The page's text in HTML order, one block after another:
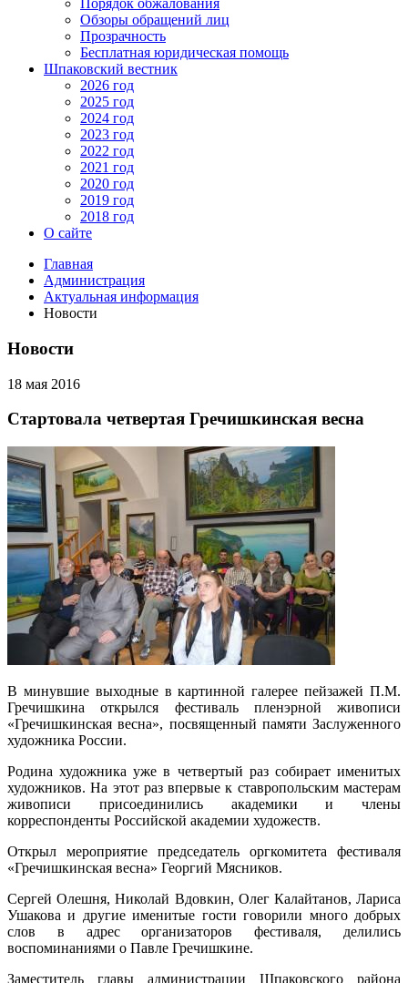
Порядок обжалования
Обзоры обращений лиц
Прозрачность
Бесплатная юридическая помощь
Шпаковский вестник
2026 год
2025 год
2024 год
2023 год
2022 год
2021 год
2020 год
2019 год
2018 год
О сайте
Главная
Администрация
Актуальная информация
Новости
Новости
18 мая 2016
Стартовала четвертая Гречишкинская весна
В минувшие выходные в картинной галерее пейзажей П.М.
Гречишкина открылся фестиваль пленэрной живописи
«Гречишкинская весна», посвященный памяти Заслуженного
художника России.
Родина художника уже в четвертый раз собирает именитых
художников. На этот раз впервые к ставропольским мастерам
живописи присоединились академики и члены
корреспонденты Российской академии художеств.
Открыл мероприятие председатель оргкомитета фестиваля
«Гречишкинская весна» Георгий Мясников.
Сергей Олешня, Николай Вдовкин, Олег Калайтанов, Лариса
Ушакова и другие именитые гости говорили много добрых
слов в адрес организаторов фестиваля, делились
воспоминаниями о Павле Гречишкине.
Заместитель главы администрации Шпаковского района